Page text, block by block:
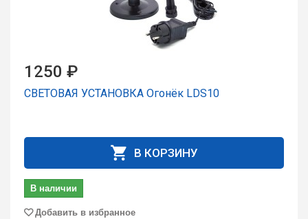
1250 ₽
СВЕТОВАЯ УСТАНОВКА Огонёк LDS10
В КОРЗИНУ
В наличии
Добавить в избранное